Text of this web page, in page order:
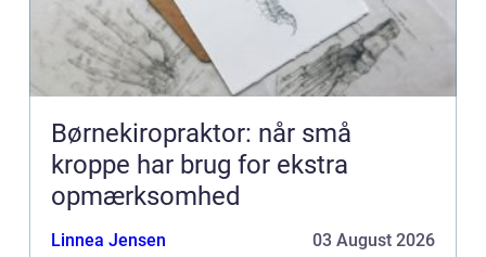
Børnekiropraktor: når små
kroppe har brug for ekstra
opmærksomhed
Linnea Jensen 03 August 2026